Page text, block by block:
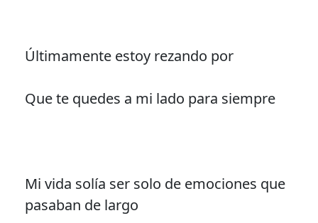
Últimamente estoy rezando por
Que te quedes a mi lado para siempre
Mi vida solía ser solo de emociones que
pasaban de largo